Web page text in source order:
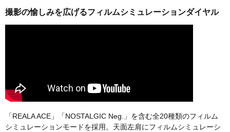
撮影の愉しみを広げるフィルムシミュレーションダイヤル
「REALA ACE」「NOSTALGIC Neg.」を含む全20種類のフィルム
シミュレーションモードを採用。天面左肩にフィルムシミュレーシ